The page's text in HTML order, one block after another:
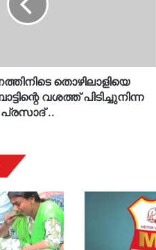
തൊഴിലാളിയെ
വശത്ത് പിടിച്ചുനിന്ന
പ്രസാദ് ..